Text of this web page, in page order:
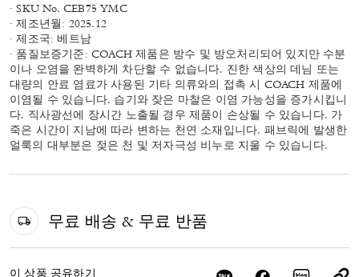
· SKU No. CEB75 YMC
· 제조년월: 2025.12
· 제조국: 베트남
· 품질보증기준: COACH 제품은 방수 및 방오처리되어 있지만 수분
이나 오염을 완벽하게 차단할 수 없습니다. 진한 색상의 데님 또는
대량의 안료 염료가 사용된 기타 의류와의 접촉 시 COACH 제품에
이염될 수 있습니다. 습기와 잦은 마찰은 이염 가능성을 증가시킵니
다. 직사광선에 장시간 노출될 경우 제품이 손상될 수 있습니다. 가
죽은 시간이 지남에 따라 변하는 천연 소재입니다. 패브릭에 발생한
얼룩의 대부분은 젖은 천 및 저자극성 비누로 지울 수 있습니다.
무료 배송 & 무료 반품
이 상품 공유하기